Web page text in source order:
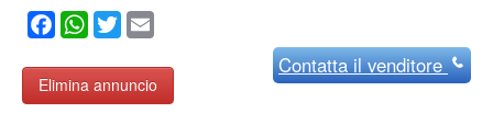
Facebook
WhatsApp
Twitter
Elimina annuncio
Contattail venditore